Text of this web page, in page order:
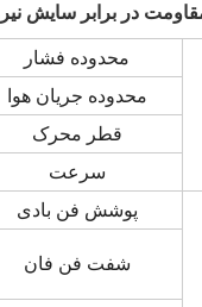
محدوده فشار
محدوده جریان هوا
قطر محرک
سرعت
پوشش فن بادی
شفت فن فان